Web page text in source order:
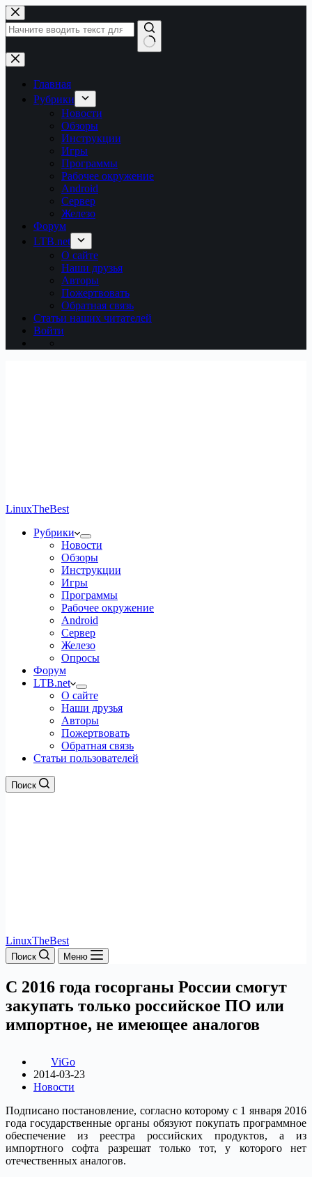
Перейти
к
сути
Ничего
не
найденоГлавная
Рубрики
Новости
Обзоры
Инструкции
Игры
Программы
Рабочее окружение
Android
Сервер
Железо
Форум
LTB.net
О сайте
Наши друзья
Авторы
Пожертвовать
Обратная связь
Статьи наших читателей
Войти
LinuxTheBest
Рубрики
Новости
Обзоры
Инструкции
Игры
Программы
Рабочее окружение
Android
Сервер
Железо
Опросы
Форум
LTB.net
О сайте
Наши друзья
Авторы
Пожертвовать
Обратная связь
Статьи пользователей
Поиск
LinuxTheBest
Поиск Меню
С 2016 года госорганы России смогут
закупать только российское ПО или
импортное, не имеющее аналогов
ViGo
2014-03-23
Новости
Подписано постановление, согласно которому с 1 января 2016
года государственные органы обязуют покупать программное
обеспечение из реестра российских продуктов, а из
импортного софта разрешат только тот, у которого нет
отечественных аналогов.